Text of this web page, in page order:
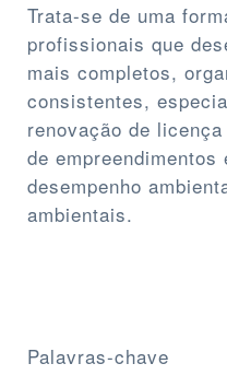
Trata-se de uma
profissionais que
mais completos,
consistentes,
renovação de
de empreendimentos
desempenho
ambientais.
Palavras-chave